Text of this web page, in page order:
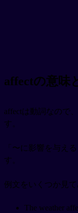
affectの意味
affectは動詞なので
す。
「〜に影響を与え
す。
例文をいくつか見て
The weather